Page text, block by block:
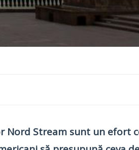
Nord Stream sunt un efort